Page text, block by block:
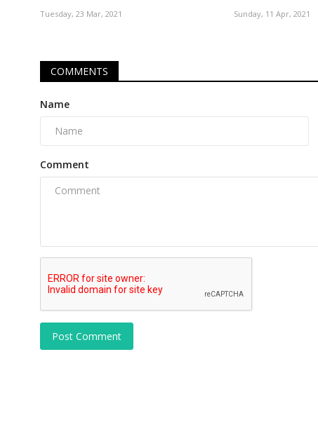
Tuesday, 23 Mar, 2021 Sunday, 11 Apr, 2021
COMMENTS
Name
Comment
Post Comment